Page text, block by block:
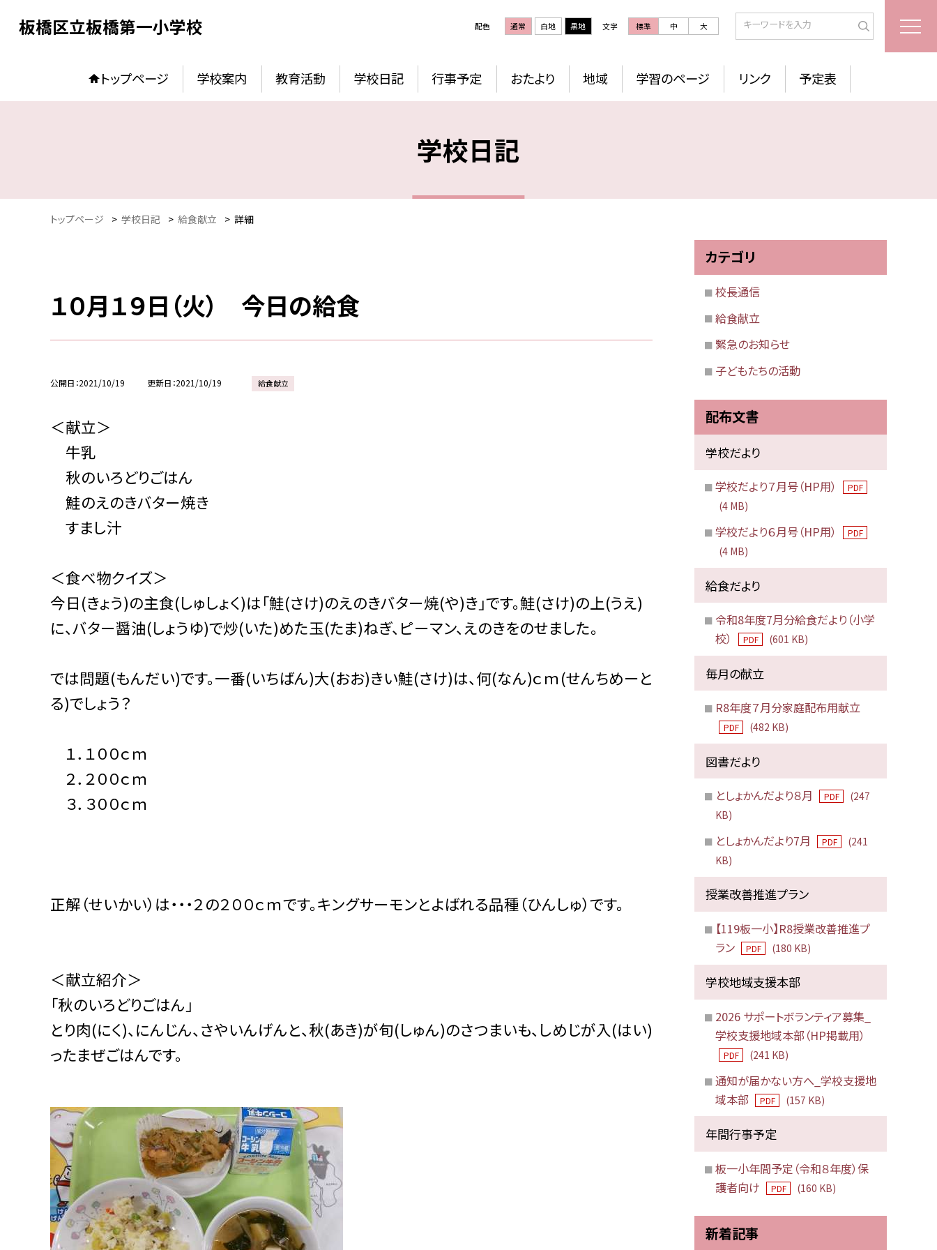
板橋区立板橋第一小学校 配色 通常 白地 黒地 文字 標準 中 大
トップページ 学校案内 教育活動 学校日記 行事予定 おたより 地域 学習のページ リンク 予定表
学校日記
トップページ > 学校日記 > 給食献立 > 詳細
１０月１９日（火） 今日の給食
公開日 2021/10/19 更新日 2021/10/19 給食献立
＜献立＞
牛乳
秋のいろどりごはん
鮭のえのきバター焼き
すまし汁
＜食べ物クイズ＞
今日(きょう)の主食(しゅしょく)は「鮭(さけ)のえのきバター焼(や)き」です。鮭(さけ)の上(うえ)
に、バター醤油(しょうゆ)で炒(いた)めた玉(たま)ねぎ、ピーマン、えのきをのせました。
では問題(もんだい)です。一番(いちばん)大(おお)きい鮭(さけ)は、何(なん)ｃｍ(せんちめーと
る)でしょう？
１．１００ｃｍ
２．２００ｃｍ
３．３００ｃｍ
正解（せいかい）は・・・２の２００ｃｍです。キングサーモンとよばれる品種（ひんしゅ）です。
＜献立紹介＞
「秋のいろどりごはん」
とり肉(にく)、にんじん、さやいんげんと、秋(あき)が旬(しゅん)のさつまいも、しめじが入(はい)
ったまぜごはんです。
カテゴリ
校長通信
給食献立
緊急のお知らせ
子どもたちの活動
配布文書
学校だより
学校だより７月号（HP用） PDF
(4 MB)
学校だより６月号（HP用） PDF
(4 MB)
給食だより
令和8年度7月分給食だより（小学
校）
PDF (601 KB)
毎月の献立
R8年度７月分家庭配布用献立
PDF (482 KB)
図書だより
としょかんだより８月 PDF
(247
KB)
としょかんだより7月 PDF
(241
KB)
授業改善推進プラン
【119板一小】R8授業改善推進プ
ラン
PDF (180 KB)
学校地域支援本部
2026 サポートボランティア募集_
学校支援地域本部（HP掲載用）
PDF (241 KB)
通知が届かない方へ_学校支援地
域本部
PDF (157 KB)
年間行事予定
板一小年間予定（令和８年度）保
護者向け
PDF (160 KB)
新着記事